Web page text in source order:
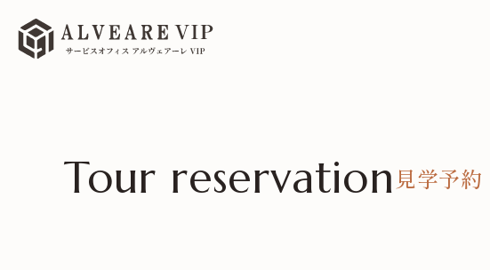
Tour reservation 見学予約